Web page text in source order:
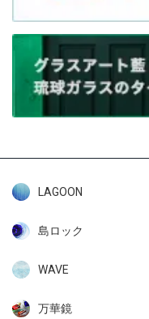
LAGOON
島ロック
WAVE
万華鏡